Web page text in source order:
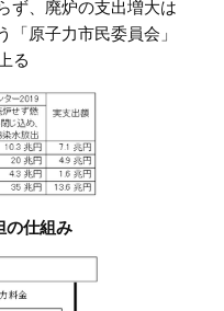
ず、廃炉の支出増大は
「原子力市民委員会」
る
の仕組み